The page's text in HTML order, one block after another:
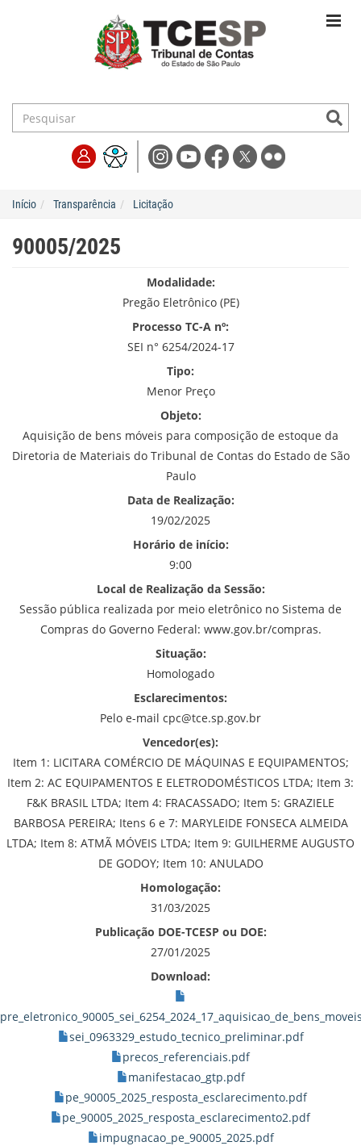
Início Transparência Licitação
90005/2025
Modalidade:
Pregão Eletrônico (PE)
Processo TC-A nº:
SEI n° 6254/2024-17
Tipo:
Menor Preço
Objeto:
Aquisição de bens móveis para composição de estoque da
Diretoria de Materiais do Tribunal de Contas do Estado de São
Paulo
Data de Realização:
19/02/2025
Horário de início:
9:00
Local de Realização da Sessão:
Sessão pública realizada por meio eletrônico no Sistema de
Compras do Governo Federal: www.gov.br/compras.
Situação:
Homologado
Esclarecimentos:
Pelo e-mail cpc@tce.sp.gov.br
Vencedor(es):
Item 1: LICITARA COMÉRCIO DE MÁQUINAS E EQUIPAMENTOS;
Item 2: AC EQUIPAMENTOS E ELETRODOMÉSTICOS LTDA; Item 3:
F&K BRASIL LTDA; Item 4: FRACASSADO; Item 5: GRAZIELE
BARBOSA PEREIRA; Itens 6 e 7: MARYLEIDE FONSECA ALMEIDA
LTDA; Item 8: ATMÃ MÓVEIS LTDA; Item 9: GUILHERME AUGUSTO
DE GODOY; Item 10: ANULADO
Homologação:
31/03/2025
Publicação DOE-TCESP ou DOE:
27/01/2025
Download:
sei_0963329_estudo_tecnico_preliminar.pdf
precos_referenciais.pdf
manifestacao_gtp.pdf
pe_90005_2025_resposta_esclarecimento.pdf
pe_90005_2025_resposta_esclarecimento2.pdf
impugnacao_pe_90005_2025.pdf